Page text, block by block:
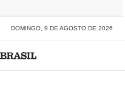
DOMINGO, 9 DE AGOSTO DE 2026